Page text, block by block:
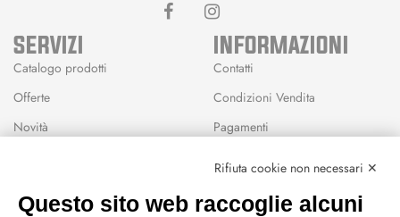
SERVIZI
Catalogo prodotti
Offerte
Novità
INFORMAZIONI
Contatti
Condizioni Vendita
Pagamenti
Rifiuta cookie non necessari ✕
Questo sito web raccoglie alcuni